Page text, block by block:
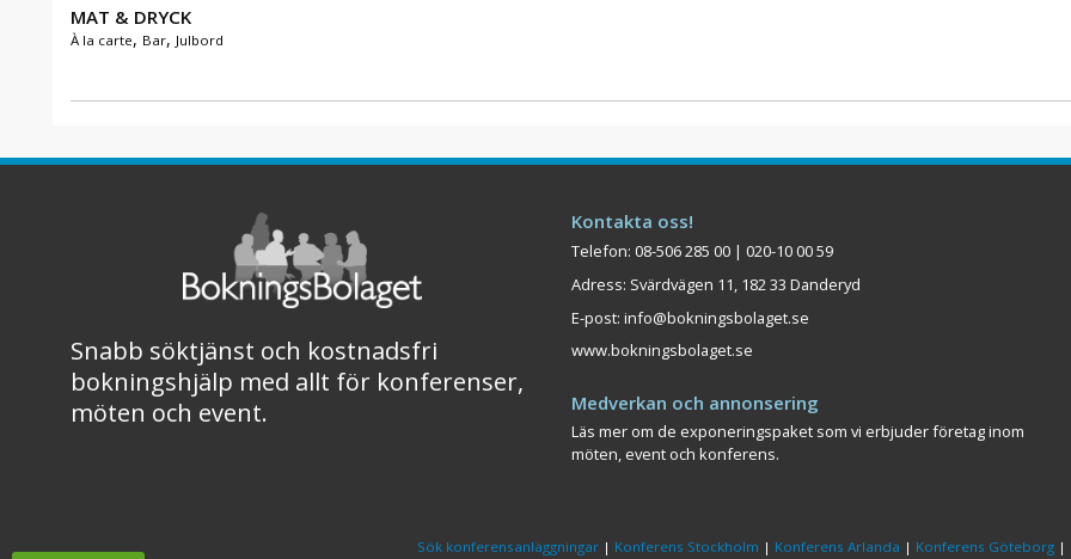
MAT & DRYCK
À la carte, Bar, Julbord
Snabb söktjänst och kostnadsfri
bokningshjälp med allt för konferenser,
möten och event.
Kontakta oss!
Telefon: 08-506 285 00 | 020-10 00 59
Adress: Svärdvägen 11, 182 33 Danderyd
E-post: info@bokningsbolaget.se
www.bokningsbolaget.se
Medverkan och annonsering
Läs mer om de exponeringspaket som vi erbjuder företag inom
möten, event och konferens.
Sök konferensanläggningar | Konferens Stockholm | Konferens Arlanda | Konferens Göteborg |